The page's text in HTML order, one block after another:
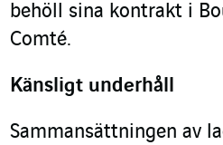
behöll sina kontrakt i
Comté.
Känsligt underhåll
Sammansättningen av